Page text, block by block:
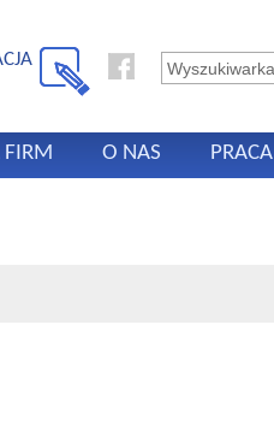
FIRM O NAS PRACA